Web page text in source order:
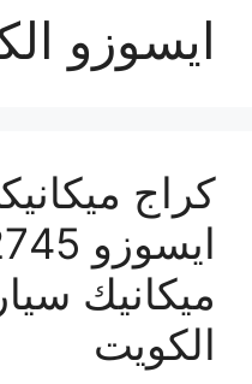
ايسوزو
كراج
ميكانيك
الكويت